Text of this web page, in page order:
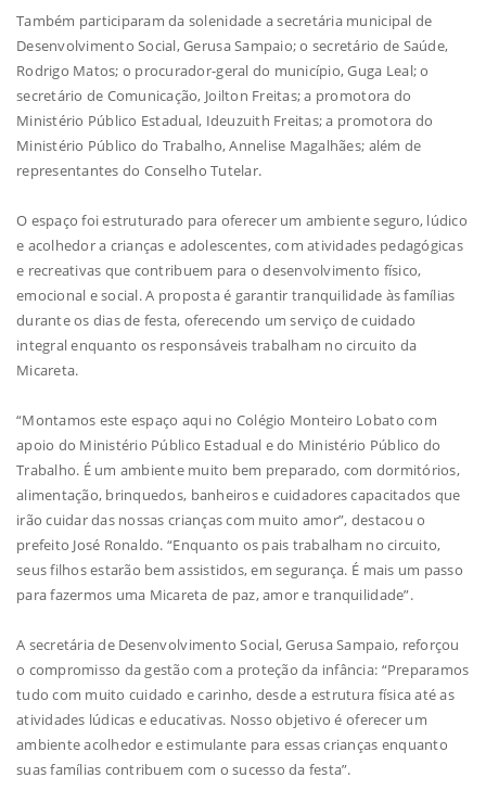
Também participaram da solenidade a secretária municipal de
Desenvolvimento Social, Gerusa Sampaio; o secretário de Saúde,
Rodrigo Matos; o procurador-geral do município, Guga Leal; o
secretário de Comunicação, Joilton Freitas; a promotora do
Ministério Público Estadual, Ideuzuith Freitas; a promotora do
Ministério Público do Trabalho, Annelise Magalhães; além de
representantes do Conselho Tutelar.
O espaço foi estruturado para oferecer um ambiente seguro, lúdico
e acolhedor a crianças e adolescentes, com atividades pedagógicas
e recreativas que contribuem para o desenvolvimento físico,
emocional e social. A proposta é garantir tranquilidade às famílias
durante os dias de festa, oferecendo um serviço de cuidado
integral enquanto os responsáveis trabalham no circuito da
Micareta.
“Montamos este espaço aqui no Colégio Monteiro Lobato com
apoio do Ministério Público Estadual e do Ministério Público do
Trabalho. É um ambiente muito bem preparado, com dormitórios,
alimentação, brinquedos, banheiros e cuidadores capacitados que
irão cuidar das nossas crianças com muito amor”, destacou o
prefeito José Ronaldo. “Enquanto os pais trabalham no circuito,
seus filhos estarão bem assistidos, em segurança. É mais um passo
para fazermos uma Micareta de paz, amor e tranquilidade”.
A secretária de Desenvolvimento Social, Gerusa Sampaio, reforçou
o compromisso da gestão com a proteção da infância: “Preparamos
tudo com muito cuidado e carinho, desde a estrutura física até as
atividades lúdicas e educativas. Nosso objetivo é oferecer um
ambiente acolhedor e estimulante para essas crianças enquanto
suas famílias contribuem com o sucesso da festa”.